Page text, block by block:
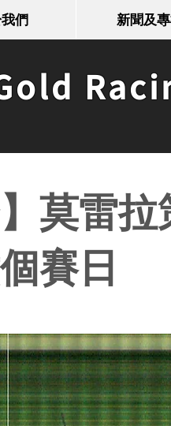
們 新聞及
】莫雷
賽日